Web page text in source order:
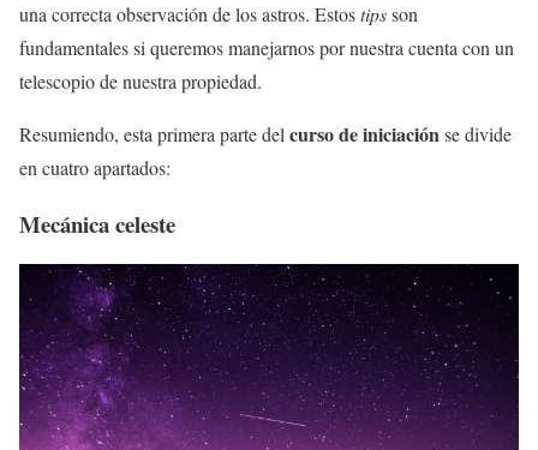
una correcta observación de los astros. Estostipsson
fundamentales si queremos manejarnos por nuestra cuenta con un
telescopio de nuestra propiedad.
Resumiendo, esta primera parte delcurso de iniciaciónse divide
en cuatro apartados:
Mecánica celeste